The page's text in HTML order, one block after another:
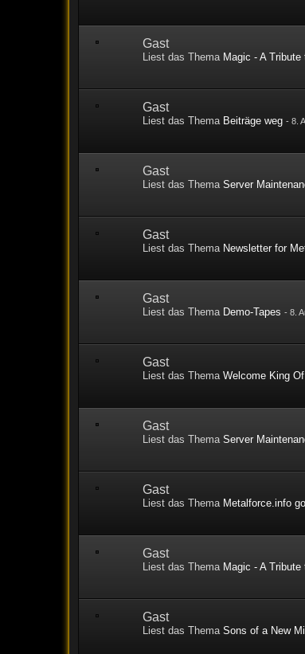
Gast
Liest das Thema Magic - A
Gast
Liest das Thema Beiträge weg -8.
Gast
Liest das ThemaServer
Gast
Liest das Thema Newsletter for
Gast
Liest das Thema Demo-Tapes -8.
Gast
Liest das ThemaWelcome King
Gast
Liest das ThemaServer
Gast
Liest das Thema Metalforce.info
Gast
Liest das Thema Magic - A
Gast
Liest das ThemaSons of a New